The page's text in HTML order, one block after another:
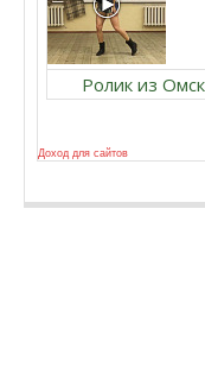
Ролик из
Доход для сайтов